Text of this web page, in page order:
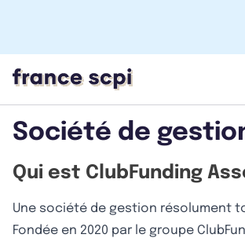
Société de
Qui est ClubFunding
Une société de gestion résolument
Fondée en 2020 par le groupe